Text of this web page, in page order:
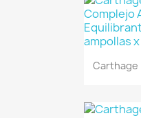
Carthage